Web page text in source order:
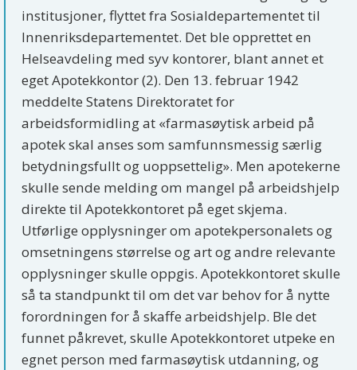
institusjoner, flyttet fra Sosialdepartementet til
Innenriksdepartementet. Det ble opprettet en
Helseavdeling med syv kontorer, blant annet et
eget Apotekkontor (2). Den 13. februar 1942
meddelte Statens Direktoratet for
arbeidsformidling at «farmasøytisk arbeid på
apotek skal anses som samfunnsmessig særlig
betydningsfullt og uoppsettelig». Men apotekerne
skulle sende melding om mangel på arbeidshjelp
direkte til Apotekkontoret på eget skjema.
Utførlige opplysninger om apotekpersonalets og
omsetningens størrelse og art og andre relevante
opplysninger skulle oppgis. Apotekkontoret skulle
så ta standpunkt til om det var behov for å nytte
forordningen for å skaffe arbeidshjelp. Ble det
funnet påkrevet, skulle Apotekkontoret utpeke en
egnet person med farmasøytisk utdanning, og